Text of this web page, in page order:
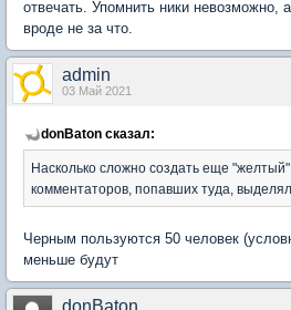
отвечать. Упомнить ники невозможно,
вроде не за что.
admin
03 Май 2021
donBaton сказал:
Насколько сложно создать еще "желтый"
комментаторов, попавших туда,
Черным пользуются 50 человек
меньше будут
donBaton